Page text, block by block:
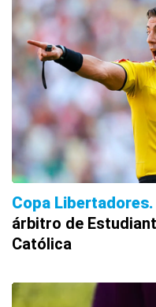
Copa Libertadores
árbitro de
Católica